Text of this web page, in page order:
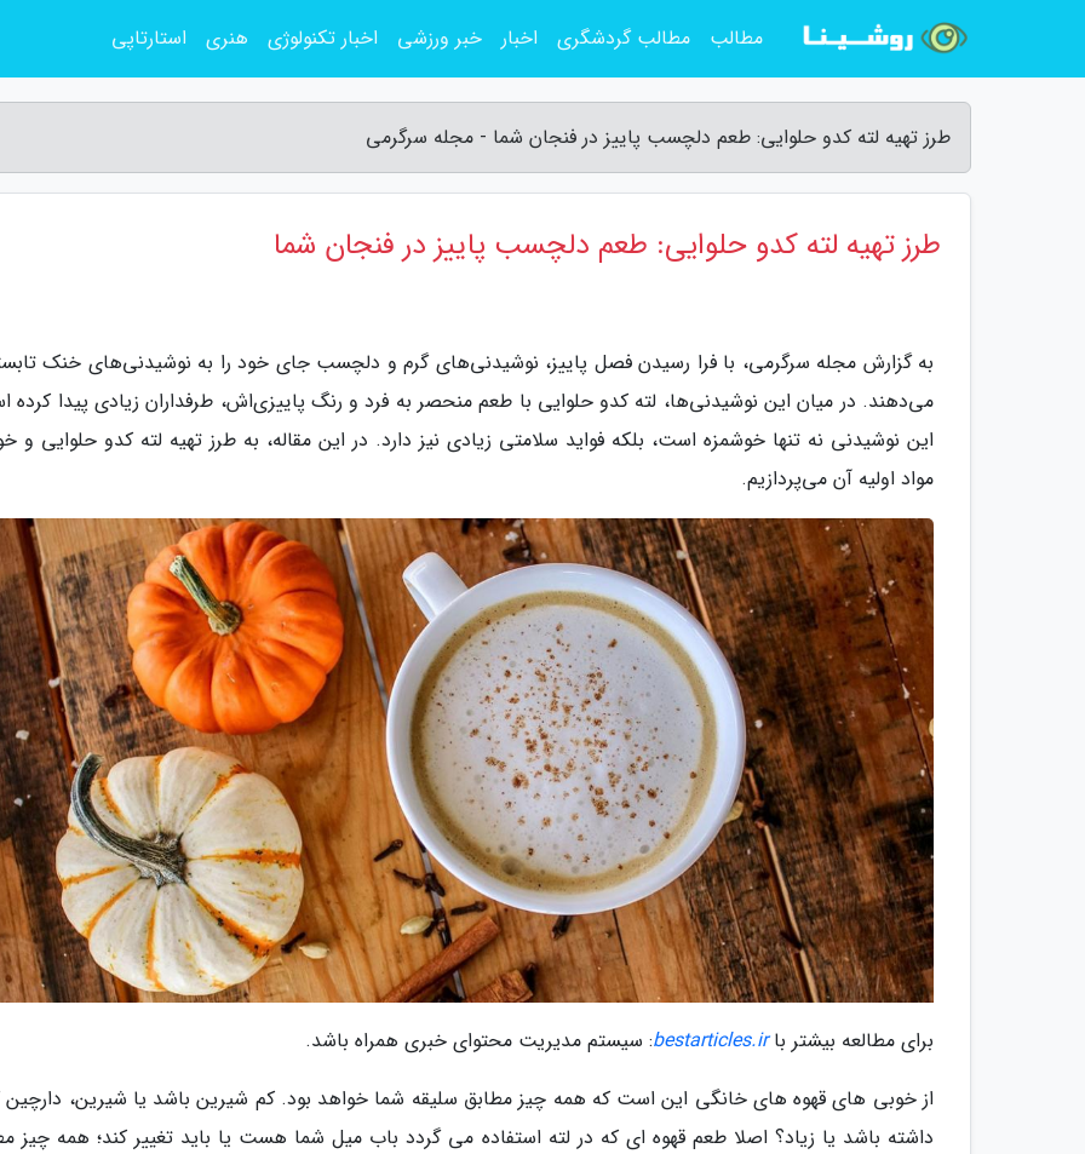
طرز تهیه لته کدو حلوایی: طعم دلچسب پاییز در فنجان شما - مجله سرگرمی
طرز تهیه لته کدو حلوایی: طعم دلچسب پاییز در فنجان شما
به گزارش مجله سرگرمی، با فرا رسیدن فصل پاییز، نوشیدنی‌های گرم و دلچسب جای خود را به نوشیدنی‌های خنک
می‌دهند. در میان این نوشیدنی‌ها، لته کدو حلوایی با طعم منحصر به فرد و رنگ پاییزی‌اش، طرفداران زیادی پیدا کرده
این نوشیدنی نه تنها خوشمزه است، بلکه فواید سلامتی زیادی نیز دارد. در این مقاله، به طرز تهیه لته کدو حلوایی و
مواد اولیه آن می‌پردازیم.
برای مطالعه بیشتر باbestarticles.ir: سیستم مدیریت محتوای خبری همراه باشد.
از خوبی های قهوه های خانگی این است که همه چیز مطابق سلیقه شما خواهد بود. کم شیرین باشد یا شیرین،
داشته باشد یا زیاد؟ اصلا طعم قهوه ای که در لته استفاده می گردد باب میل شما هست یا باید تغییر کند؛ همه چیز
مطالب مطالب گردشگری اخبار خبر ورزشی اخبار تکنولوژی هنری استارتاپی